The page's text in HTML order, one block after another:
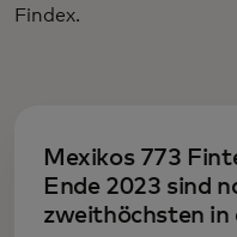
Findex.
Mexikos 773
Ende 2023 sind
zweithöchsten in